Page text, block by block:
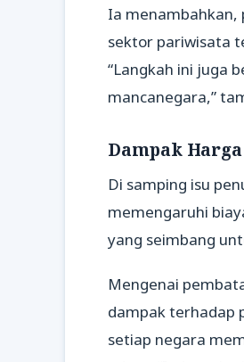
Ia menambahkan,
sektor pariwisata
“Langkah ini juga
mancanegara,”
Dampak
Di samping isu
memengaruhi
yang seimbang
Mengenai
dampak terhadap
setiap negara